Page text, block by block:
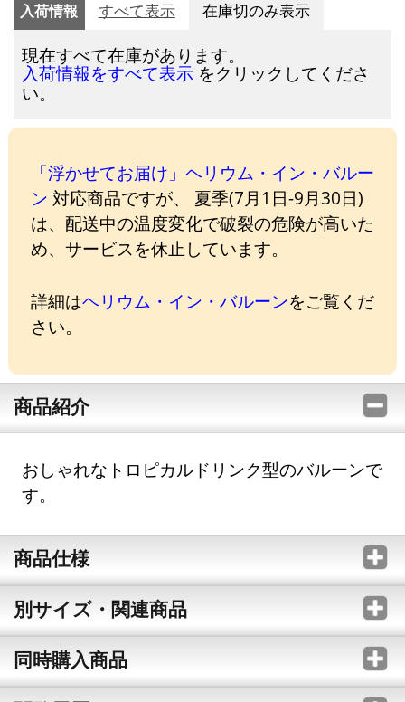
入荷情報 すべて表示 在庫切のみ表示
現在すべて在庫があります。
入荷情報をすべて表示 をクリックしてくださ
い。
「浮かせてお届け」ヘリウム・イン・バルー
ン 対応商品ですが、 夏季(7月1日-9月30日)
は、配送中の温度変化で破裂の危険が高いた
め、サービスを休止しています。
詳細はヘリウム・イン・バルーンをご覧くだ
さい。
商品紹介
おしゃれなトロピカルドリンク型のバルーンで
す。
商品仕様
別サイズ・関連商品
同時購入商品